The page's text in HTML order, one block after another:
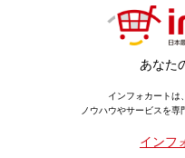
あなた
インフォカートは
ノウハウやサービスを専
インフ